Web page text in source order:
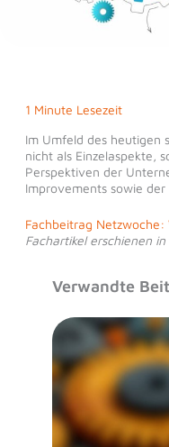
1 Minute Lesezeit
Im Umfeld des heutigen
nicht als Einzelaspekte,
Perspektiven der
Improvements sowie
Fachbeitrag Netzwoche:
Fachartikel erschienen
Verwandte